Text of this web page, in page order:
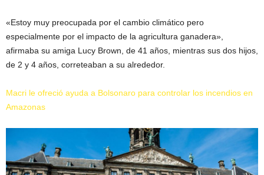
«Estoy muy preocupada por el cambio climático pero
especialmente por el impacto de la agricultura ganadera»,
afirmaba su amiga Lucy Brown, de 41 años, mientras sus dos hijos,
de 2 y 4 años, correteaban a su alrededor.
Macri le ofreció ayuda a Bolsonaro para controlar los incendios en
Amazonas